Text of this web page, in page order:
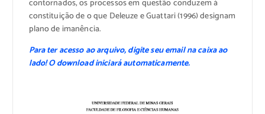
contornados, os processos em questão conduzem à
constituição de o que Deleuze e Guattari (1996) designam
plano de imanência.
Para ter acesso ao arquivo, digite seu email na caixa ao
lado! O download iniciará automaticamente.